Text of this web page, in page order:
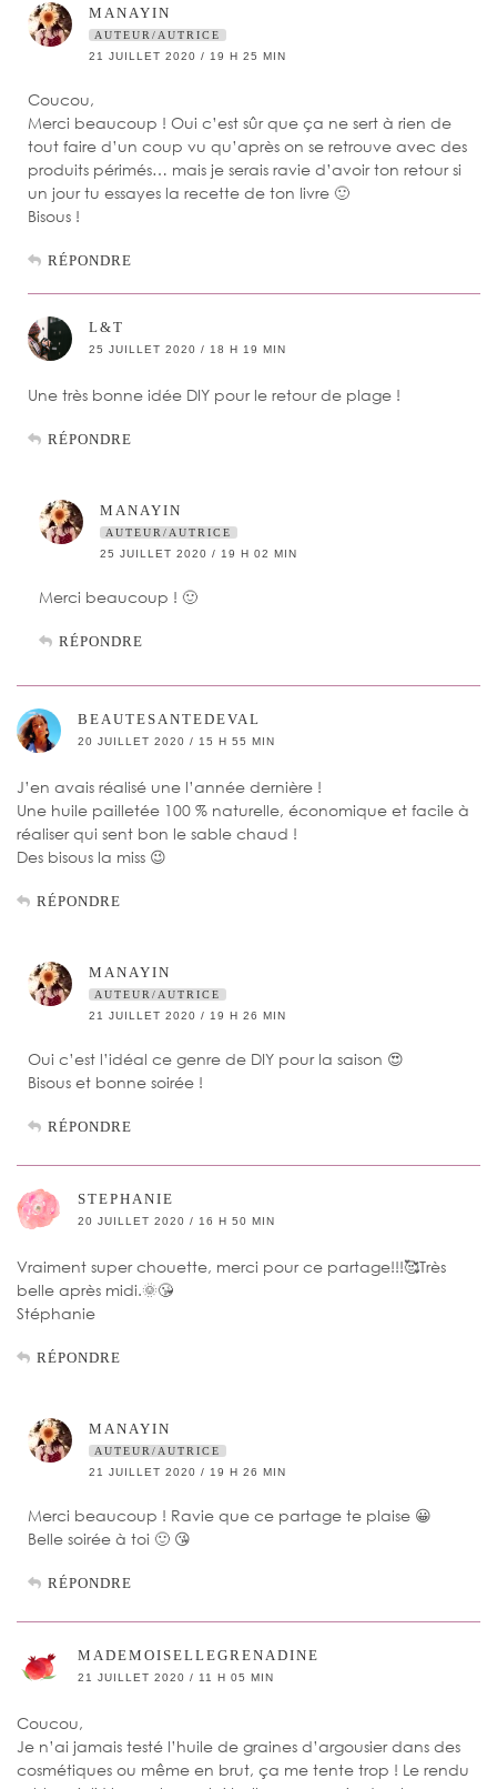
MANAYIN
AUTEUR/AUTRICE
21 JUILLET 2020 / 19 H 25 MIN
Coucou,
Merci beaucoup ! Oui c’est sûr que ça ne sert à rien de
tout faire d’un coup vu qu’après on se retrouve avec des
produits périmés… mais je serais ravie d’avoir ton retour si
un jour tu essayes la recette de ton livre 🙂
Bisous !
RÉPONDRE
L&T
25 JUILLET 2020 / 18 H 19 MIN
Une très bonne idée DIY pour le retour de plage !
RÉPONDRE
MANAYIN
AUTEUR/AUTRICE
25 JUILLET 2020 / 19 H 02 MIN
Merci beaucoup ! 🙂
RÉPONDRE
BEAUTESANTEDEVAL
20 JUILLET 2020 / 15 H 55 MIN
J’en avais réalisé une l’année dernière !
Une huile pailletée 100 % naturelle, économique et facile à
réaliser qui sent bon le sable chaud !
Des bisous la miss 😉
RÉPONDRE
MANAYIN
AUTEUR/AUTRICE
21 JUILLET 2020 / 19 H 26 MIN
Oui c’est l’idéal ce genre de DIY pour la saison 😍
Bisous et bonne soirée !
RÉPONDRE
STEPHANIE
20 JUILLET 2020 / 16 H 50 MIN
Vraiment super chouette, merci pour ce partage!!!🥰Très
belle après midi.🌞😘
Stéphanie
RÉPONDRE
MANAYIN
AUTEUR/AUTRICE
21 JUILLET 2020 / 19 H 26 MIN
Merci beaucoup ! Ravie que ce partage te plaise 😀
Belle soirée à toi 🙂 😘
RÉPONDRE
MADEMOISELLEGRENADINE
21 JUILLET 2020 / 11 H 05 MIN
Coucou,
Je n’ai jamais testé l’huile de graines d’argousier dans des
cosmétiques ou même en brut, ça me tente trop ! Le rendu